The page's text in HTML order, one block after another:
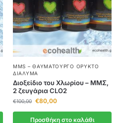
MMS – ΘΑΥΜΑΤΟΥΡΓΌ ΟΡΥΚΤΌ
ΔΙΆΛΥΜΑ
Διοξείδιο του Χλωρίου – ΜΜΣ,
2 ζευγάρια CLO2
€100,00 €80,00
Προσθήκη στο καλάθι